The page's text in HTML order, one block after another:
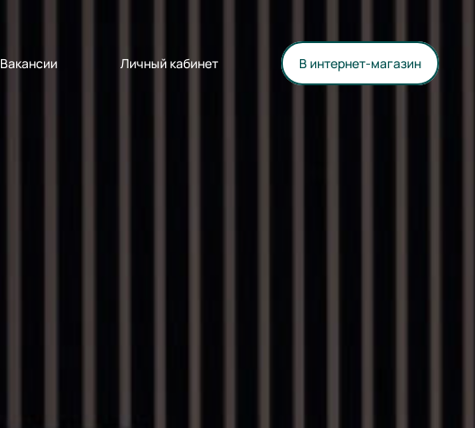
Вакансии Личный кабинет В интернет-магазин